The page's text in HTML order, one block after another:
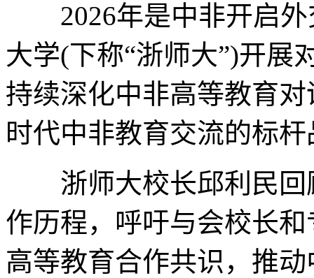
2026年是中非开启外
大学(下称“浙师大”)开展
持续深化中非高等教育
时代中非教育交流的标
浙师大校长邱利民回
作历程，呼吁与会校长
高等教育合作共识，推